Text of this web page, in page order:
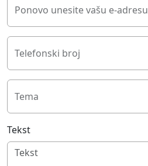
Ponovo unesite vašu e-adresu
Telefonski broj
Tema
Tekst